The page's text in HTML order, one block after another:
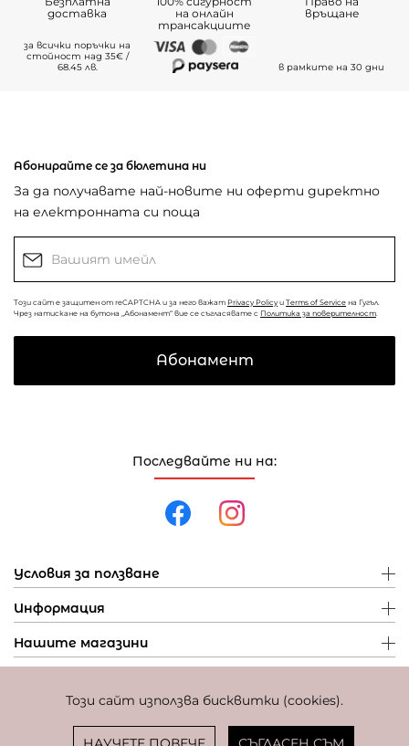
Този сайт използва бисквитки (cookies).
доставка
за всички поръчки на
стойност над 35€ /
68.45 лв.
на онлайн
трансакциите
връщане
в рамките на 30 дни
Последвайте ни на:
Условия за ползване
Информация
Нашите магазини
Абонирайте се за бюлетина ни
За да получавате най-новите ни оферти директно
на електронната си поща
Този сайт е защитен от reCAPTCHA и за него важат Privacy Policy и Terms of Service на Гугъл.
Чрез натискане на бутона „Абонамент“ вие се съгласявате с Политика за поверителност
Абонамент
Фиксиран курс за превалутиране: 1 EUR = 1,95583 BGN